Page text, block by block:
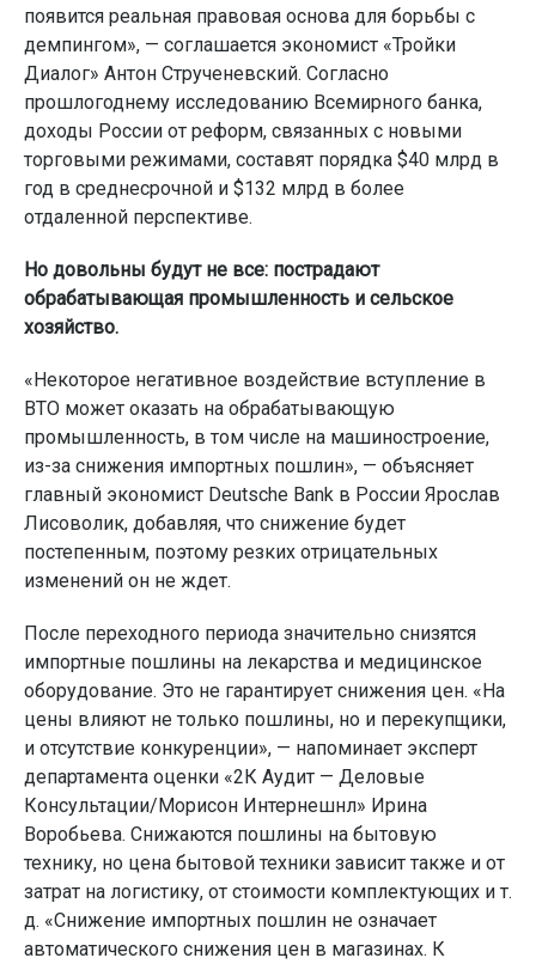
появится реальная правовая основа для борьбы с
демпингом», — соглашается экономист «Тройки
Диалог» Антон Струченевский. Согласно
прошлогоднему исследованию Всемирного банка,
доходы России от реформ, связанных с новыми
торговыми режимами, составят порядка $40 млрд в
год в среднесрочной и $132 млрд в более
отдаленной перспективе.
Но довольны будут не все: пострадают
обрабатывающая промышленность и сельское
хозяйство.
«Некоторое негативное воздействие вступление в
ВТО может оказать на обрабатывающую
промышленность, в том числе на машиностроение,
из-за снижения импортных пошлин», — объясняет
главный экономист Deutsche Bank в России Ярослав
Лисоволик, добавляя, что снижение будет
постепенным, поэтому резких отрицательных
изменений он не ждет.
После переходного периода значительно снизятся
импортные пошлины на лекарства и медицинское
оборудование. Это не гарантирует снижения цен. «На
цены влияют не только пошлины, но и перекупщики,
и отсутствие конкуренции», — напоминает эксперт
департамента оценки «2К Аудит — Деловые
Консультации/Морисон Интернешнл» Ирина
Воробьева. Снижаются пошлины на бытовую
технику, но цена бытовой техники зависит также и от
затрат на логистику, от стоимости комплектующих и т.
д. «Снижение импортных пошлин не означает
автоматического снижения цен в магазинах. К